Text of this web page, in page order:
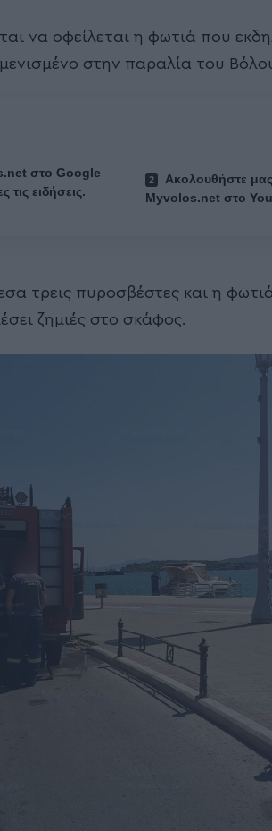
να οφείλεται η φωτιά που
στην παραλία του
στο Google
τις ειδήσεις.
Ακολουθήστε
Myvolos.net στο
τρεις πυροσβέστες και η
ζημιές στο σκάφος.